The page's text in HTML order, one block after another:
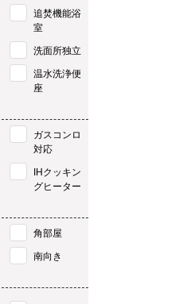
追焚機能浴
室
洗面所独立
温水洗浄便
座
ガスコンロ
対応
IHクッキン
グヒーター
角部屋
南向き